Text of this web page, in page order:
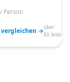
/ Person
→über
80